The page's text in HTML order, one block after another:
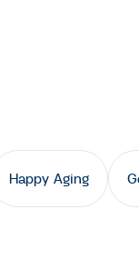
Happy Aging